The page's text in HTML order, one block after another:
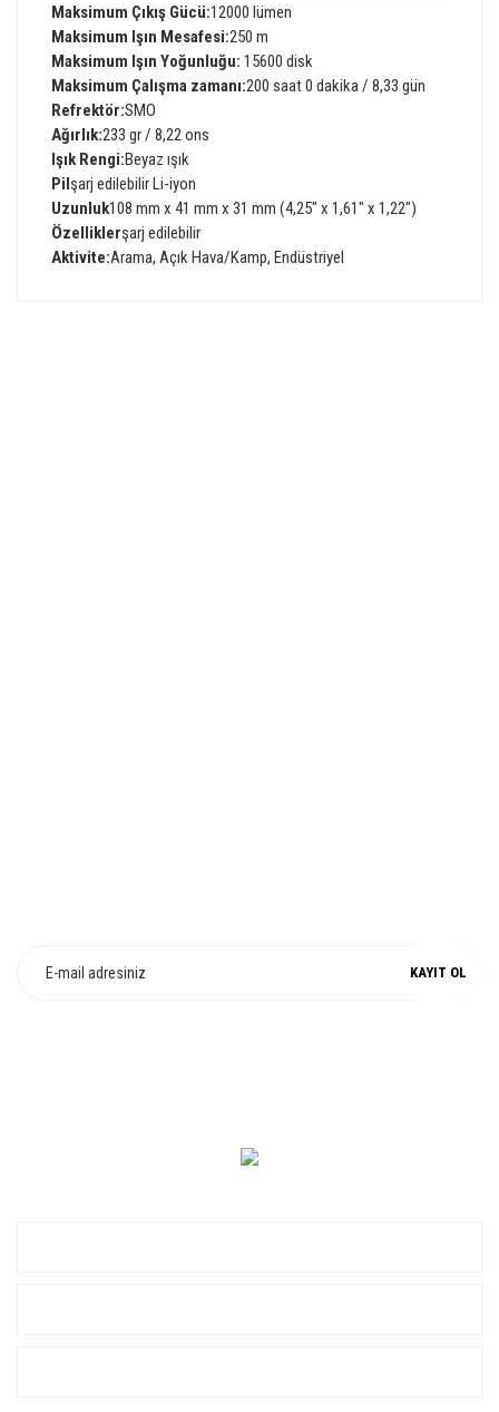
Maksimum Çıkış Gücü:12000 lümen
Maksimum Işın Mesafesi:250 m
Maksimum Işın Yoğunluğu: 15600 disk
Maksimum Çalışma zamanı:200 saat 0 dakika / 8,33 gün
Refrektör:SMO
Ağırlık:233 gr / 8,22 ons
Işık Rengi:Beyaz ışık
Pilşarj edilebilir Li-iyon
Uzunluk108 mm x 41 mm x 31 mm (4,25" x 1,61" x 1,22")
Özelliklerşarj edilebilir
Aktivite:Arama, Açık Hava/Kamp, Endüstriyel
KAYIT OL